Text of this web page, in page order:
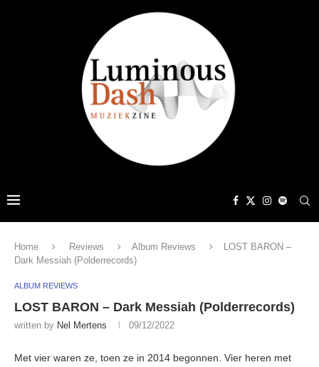
Home Reviews Album Reviews
LOST BARON –
Dark Messiah (Polderrecords)
ALBUM REVIEWS
LOST BARON – Dark Messiah (Polderrecords)
written by Nel Mertens 09/12/2022
Met vier waren ze, toen ze in 2014 begonnen. Vier heren met